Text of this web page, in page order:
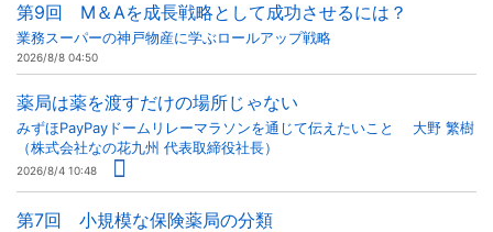
第9回 M＆Aを成長戦略として成功させるには？
業務スーパーの神戸物産に学ぶロールアップ戦略
2026/8/8 04:50
薬局は薬を渡すだけの場所じゃない
みずほPayPayドームリレーマラソンを通じて伝えたいこと 大野 繁樹
（株式会社なの花九州 代表取締役社長）
2026/8/4 10:48
第7回 小規模な保険薬局の分類